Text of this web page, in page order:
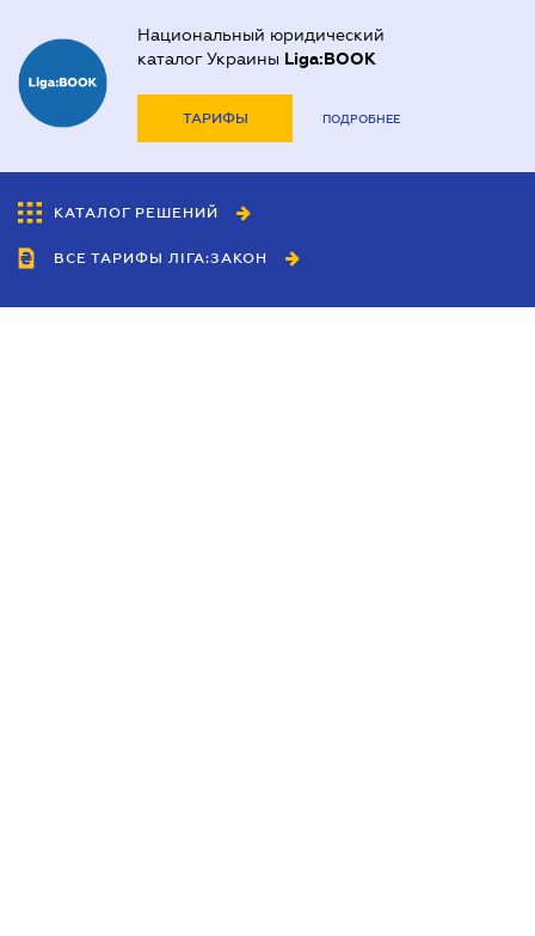
Национальный юридический
каталог Украины Liga:BOOK
ТАРИФЫ ПОДРОБНЕЕ
КАТАЛОГ РЕШЕНИЙ
ВСЕ ТАРИФЫ ЛІГА:ЗАКОН